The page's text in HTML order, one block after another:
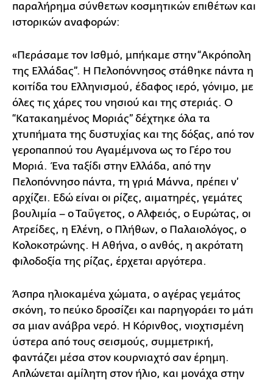
παραλήρημα σύνθετων κοσμητικών επιθέτων και
ιστορικών αναφορών:
«Περάσαμε τον Ισθμό, μπήκαμε στην “Ακρόπολη
της Ελλάδας”. Η Πελοπόννησος στάθηκε πάντα η
κοιτίδα του Ελληνισμού, έδαφος ιερό, γόνιμο, με
όλες τις χάρες του νησιού και της στεριάς. Ο
“Κατακαημένος Μοριάς” δέχτηκε όλα τα
χτυπήματα της δυστυχίας και της δόξας, από τον
γεροπαππού του Αγαμέμνονα ως το Γέρο του
Μοριά. Ένα ταξίδι στην Ελλάδα, από την
Πελοπόννησο πάντα, τη γριά Μάννα, πρέπει ν’
αρχίζει. Εδώ είναι οι ρίζες, αιματηρές, γεμάτες
βουλιμία – ο Ταΰγετος, ο Αλφειός, ο Ευρώτας, οι
Ατρείδες, η Ελένη, ο Πλήθων, ο Παλαιολόγος, ο
Κολοκοτρώνης. Η Αθήνα, ο ανθός, η ακρότατη
φιλοδοξία της ρίζας, έρχεται αργότερα.
Άσπρα ηλιοκαμένα χώματα, ο αγέρας γεμάτος
σκόνη, το πεύκο δροσίζει και παρηγοράει το μάτι
σα μιαν ανάβρα νερό. Η Κόρινθος, νιοχτισμένη
ύστερα από τους σεισμούς, συμμετρική,
φαντάζει μέσα στον κουρνιαχτό σαν έρημη.
Απλώνεται αμίλητη στον ήλιο, και μονάχα στην